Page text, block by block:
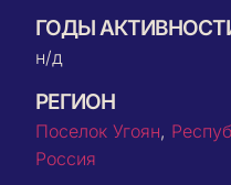
ГОДЫ
н/д
РЕГИОН
Поселок Угоян,
Россия